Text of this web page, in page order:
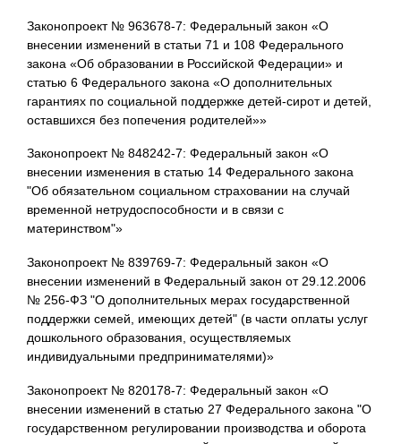
Законопроект № 963678-7: Федеральный закон «О
внесении изменений в статьи 71 и 108 Федерального
закона «Об образовании в Российской Федерации» и
статью 6 Федерального закона «О дополнительных
гарантиях по социальной поддержке детей-сирот и детей,
оставшихся без попечения родителей»»
Законопроект № 848242-7: Федеральный закон «О
внесении изменения в статью 14 Федерального закона
"Об обязательном социальном страховании на случай
временной нетрудоспособности и в связи с
материнством"»
Законопроект № 839769-7: Федеральный закон «О
внесении изменений в Федеральный закон от 29.12.2006
№ 256-ФЗ "О дополнительных мерах государственной
поддержки семей, имеющих детей" (в части оплаты услуг
дошкольного образования, осуществляемых
индивидуальными предпринимателями)»
Законопроект № 820178-7: Федеральный закон «О
внесении изменений в статью 27 Федерального закона "О
государственном регулировании производства и оборота